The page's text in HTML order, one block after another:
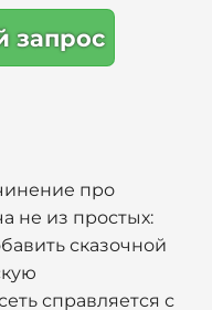
запрос
про
не из простых:
сказочной
справляется с